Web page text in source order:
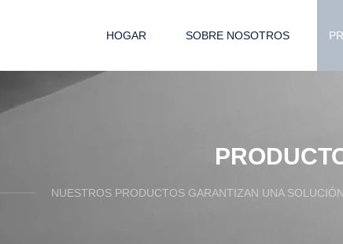
HOGAR SOBRE NOSOTROS
NUESTROS PRODUCTOS GARANTIZAN UNA